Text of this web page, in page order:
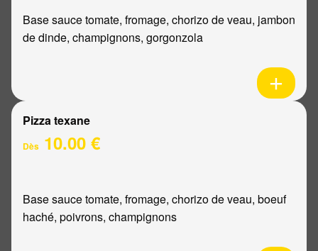
Base sauce tomate, fromage, chorizo de veau, jambon
de dinde, champignons, gorgonzola
Pizza texane
Dès 10.00 €
Base sauce tomate, fromage, chorizo de veau, boeuf
haché, poivrons, champignons